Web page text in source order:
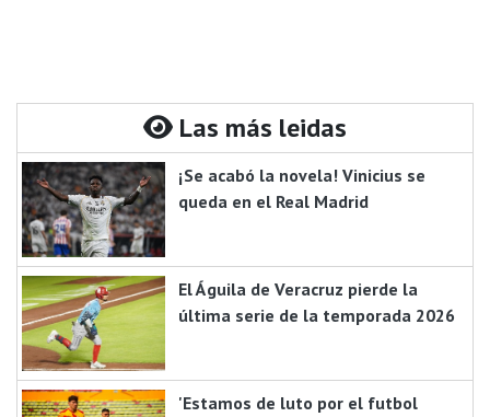
Las más leidas
¡Se acabó la novela! Vinicius se
queda en el Real Madrid
El Águila de Veracruz pierde la
última serie de la temporada 2026
'Estamos de luto por el futbol